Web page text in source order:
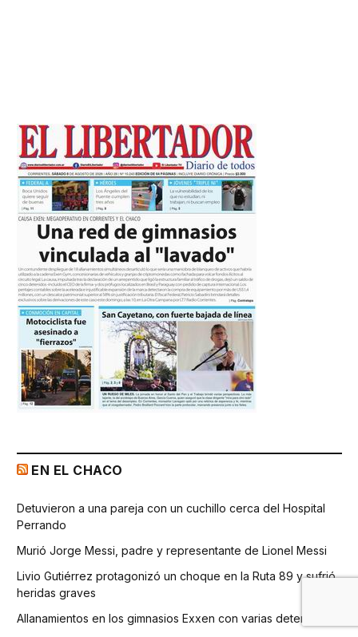
EN EL CHACO
Detuvieron a una pareja con un cuchillo cerca del Hospital
Perrando
Murió Jorge Messi, padre y representante de Lionel Messi
Livio Gutiérrez protagonizó un choque en la Ruta 89 y sufrió
heridas graves
Allanamientos en los gimnasios Exxen con varias detenciones